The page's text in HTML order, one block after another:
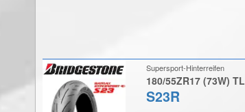
Supersport-Hinterreifen
180/55ZR17 (73W) TL
S23R